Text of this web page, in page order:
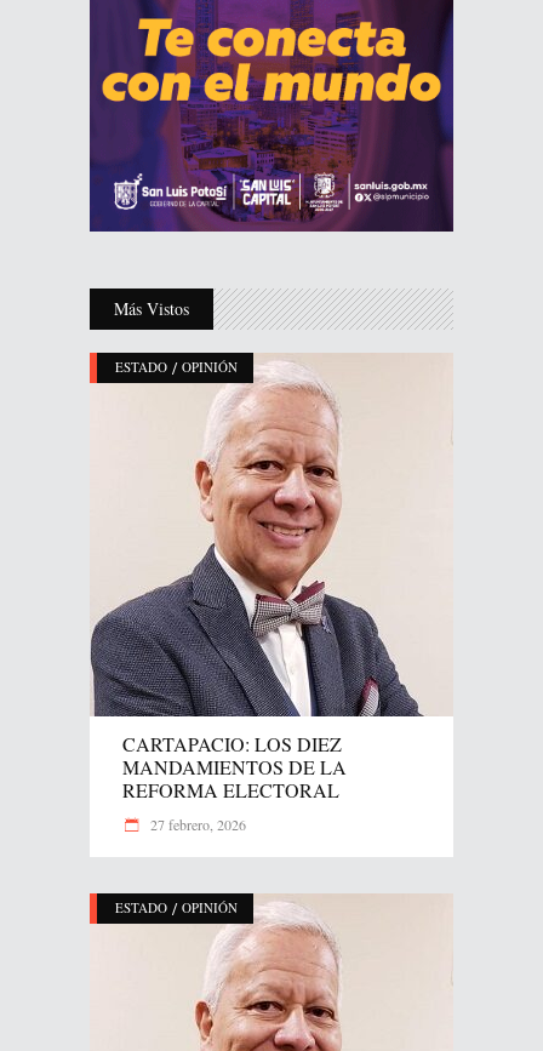
Más Vistos
ESTADO / OPINIÓN
CARTAPACIO: LOS DIEZ
MANDAMIENTOS DE LA
REFORMA ELECTORAL
27 febrero, 2026
ESTADO / OPINIÓN